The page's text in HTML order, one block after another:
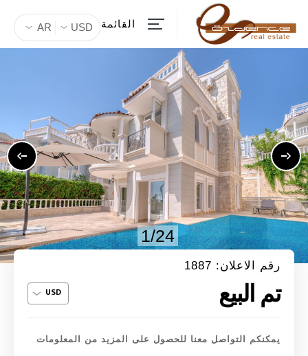
القائمة AR USD
1/24
رقم الاعلان: 1887
تم البيع
يمكنكم التواصل معنا للحصول على المزيد من المعلومات